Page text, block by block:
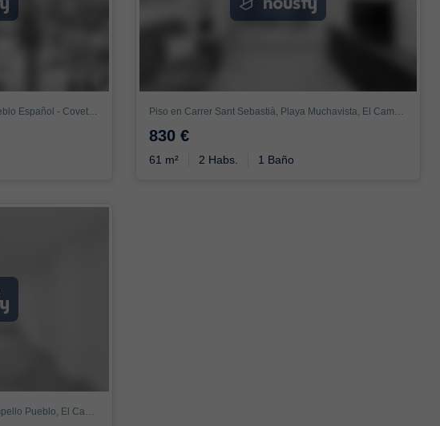
830 €
61 m² 2 Habs. 1 Baño
Piso en Carrer de Sant Ramon, Campello Pueblo, El Campello